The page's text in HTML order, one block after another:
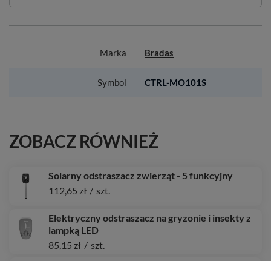
Marka Bradas
Symbol CTRL-MO101S
ZOBACZ RÓWNIEŻ
Solarny odstraszacz zwierząt - 5 funkcyjny
112,65 zł / szt.
Elektryczny odstraszacz na gryzonie i insekty z
lampką LED
85,15 zł / szt.